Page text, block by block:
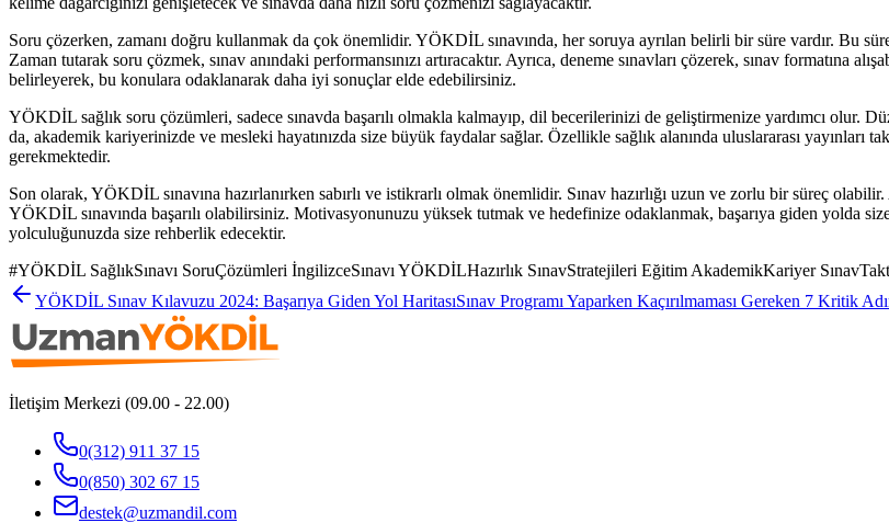
Soru çözerken, zamanı doğru kullanmak da çok önemlidir. YÖKDİL sınavında, her soruya ayrılan belirli bir süre vardır. Bu
Zaman tutarak soru çözmek, sınav anındaki performansınızı artıracaktır. Ayrıca, deneme sınavları çözerek, sınav formatına
belirleyerek, bu konulara odaklanarak daha iyi sonuçlar elde edebilirsiniz.
YÖKDİL sağlık soru çözümleri, sadece sınavda başarılı olmakla kalmayıp, dil becerilerinizi de geliştirmenize yardımcı olur.
da, akademik kariyerinizde ve mesleki hayatınızda size büyük faydalar sağlar. Özellikle sağlık alanında uluslararası
gerekmektedir.
Son olarak, YÖKDİL sınavına hazırlanırken sabırlı ve istikrarlı olmak önemlidir. Sınav hazırlığı uzun ve zorlu bir süreç
YÖKDİL sınavında başarılı olabilirsiniz. Motivasyonunuzu yüksek tutmak ve hedefinize odaklanmak, başarıya giden yolda
yolculuğunuzda size rehberlik edecektir.
#YÖKDİL SağlıkSınavı SoruÇözümleri İngilizceSınavı YÖKDİLHazırlık SınavStratejileri Eğitim AkademikKariyer
YÖKDİL Sınav Kılavuzu 2024: Başarıya Giden Yol HaritasıSınav Programı Yaparken Kaçırılmaması Gereken 7 Kritik
İletişim Merkezi (09.00 - 22.00)
0(312) 911 37 15
0(850) 302 67 15
destek@uzmandil.com